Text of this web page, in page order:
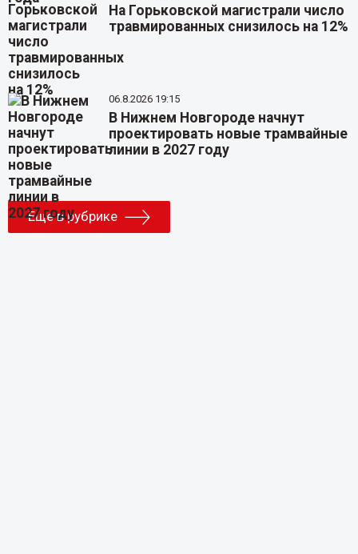
На Горьковской магистрали число
травмированных снизилось на 12%
06.8.2026 19:15
В Нижнем Новгороде начнут
проектировать новые трамвайные
линии в 2027 году
Еще в рубрике